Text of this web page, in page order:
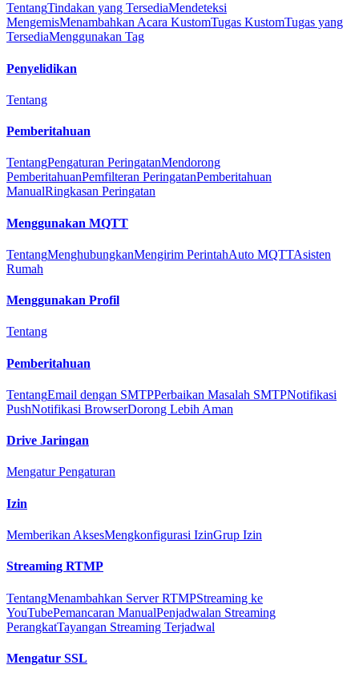
TentangTindakan yang TersediaMendeteksi
MengemisMenambahkan Acara KustomTugas KustomTugas yang
TersediaMenggunakan Tag
Penyelidikan
Tentang
Pemberitahuan
TentangPengaturan PeringatanMendorong
PemberitahuanPemfilteran PeringatanPemberitahuan
ManualRingkasan Peringatan
Menggunakan MQTT
TentangMenghubungkanMengirim PerintahAuto MQTTAsisten
Rumah
Menggunakan Profil
Tentang
Pemberitahuan
TentangEmail dengan SMTPPerbaikan Masalah SMTPNotifikasi
PushNotifikasi BrowserDorong Lebih Aman
Drive Jaringan
Mengatur Pengaturan
Izin
Memberikan AksesMengkonfigurasi IzinGrup Izin
Streaming RTMP
TentangMenambahkan Server RTMPStreaming ke
YouTubePemancaran ManualPenjadwalan Streaming
PerangkatTayangan Streaming Terjadwal
Mengatur SSL